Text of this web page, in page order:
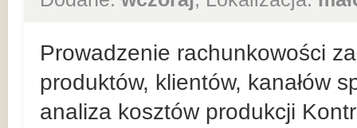
Prowadzenie rachunkowości
produktów, klientów, kanałów
analiza kosztów produkcji